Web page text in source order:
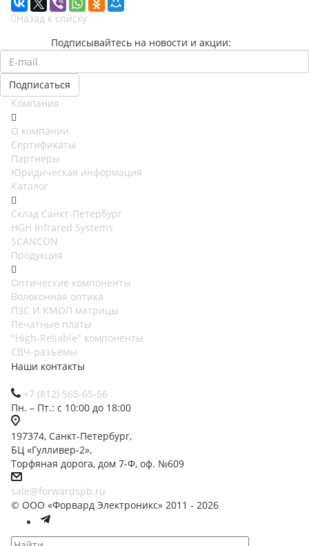
Назад к списку
Подписывайтесь на новости и акции:
Компания
О компании
Сертификаты
Партнеры
Юридическая информация
Каталог
Cклад Санкт-Петербург
HGH Infrared Systems
SCANCON
Продукция
Оптические компоненты
Волоконная оптика
ПЗС И КМОП матрицы
Печатные платы
"High-Reliable" компоненты
СВЧ-разъёмы
Наши контакты
+7 (812) 565-65-56
Пн. – Пт.: с 10:00 до 18:00
197374, Санкт-Петербург,
БЦ «Гулливер-2»,
Торфяная дорога, дом 7-Ф, оф. №609
sale@forwardspb.ru
© ООО «Форвард Электроникс» 2011 - 2026